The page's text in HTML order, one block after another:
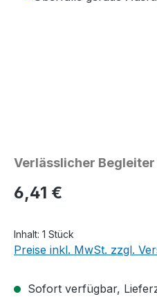
Verlässlicher
Regulärer Preis:
6,41 €
Inhalt: 1 Stück
Preise inkl. MwSt. zzgl.
Sofort verfügbar,